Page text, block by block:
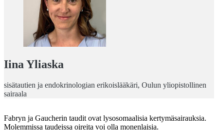
Iina Yliaska
sisätautien ja endokrinologian erikoislääkäri, Oulun yliopistollinen
sairaala
Fabryn ja Gaucherin taudit ovat lysosomaalisia kertymäsairauksia.
Molemmissa taudeissa oireita voi olla monenlaisia.